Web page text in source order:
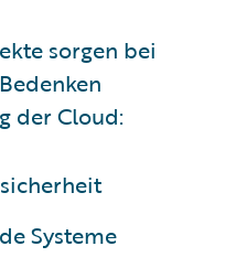
sorgen bei
der Cloud:
Systeme